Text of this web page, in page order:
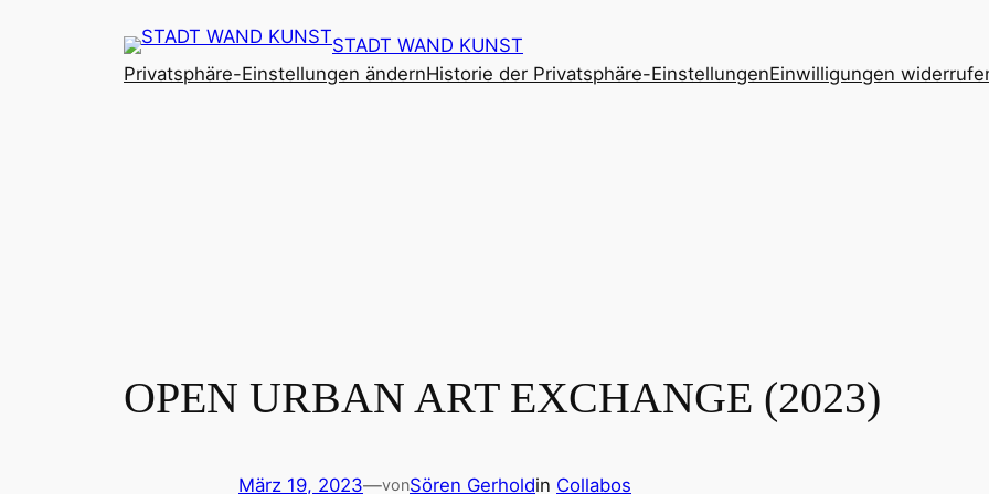
STADT WAND KUNST
Privatsphäre-Einstellungen ändernHistorie der Privatsphäre-EinstellungenEinwilligungen
OPEN URBAN ART EXCHANGE (2023)
März 19, 2023—vonSören Gerholdin Collabos